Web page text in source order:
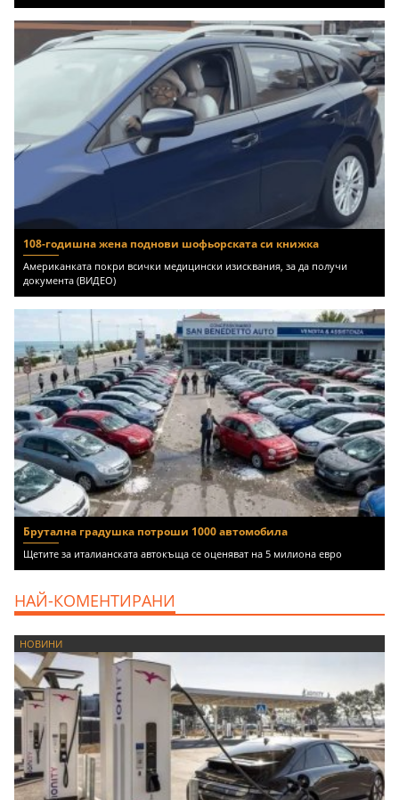
108-годишна жена поднови шофьорската си книжка
Американката покри всички медицински изисквания, за да получи
документа (ВИДЕО)
Брутална градушка потроши 1000 автомобила
Щетите за италианската автокъща се оценяват на 5 милиона евро
НАЙ-КОМЕНТИРАНИ
НОВИНИ